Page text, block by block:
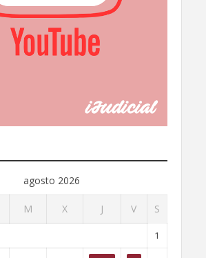
agosto 2026
M X J V S
1